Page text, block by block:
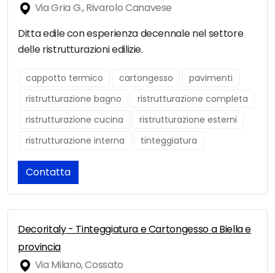
Via Gria G., Rivarolo Canavese
Ditta edile con esperienza decennale nel settore
delle ristrutturazioni edilizie.
cappotto termico cartongesso
pavimenti
ristrutturazione bagno
ristrutturazione completa
ristrutturazione cucina
ristrutturazione esterni
ristrutturazione interna
tinteggiatura
Contatta
Decoritaly - Tinteggiatura e Cartongesso a Biella e
provincia
Via Milano, Cossato